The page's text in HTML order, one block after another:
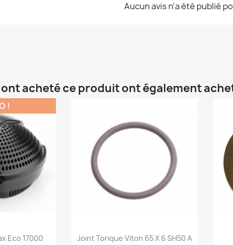
Aucun avis n'a été publié
acheté ce produit ont également
Eco 17000
!
Aperçu rapide
Joint Torique Viton 65 X 6 SH50 A